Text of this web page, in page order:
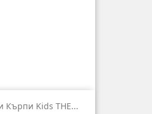
Кърпи Kids THE...